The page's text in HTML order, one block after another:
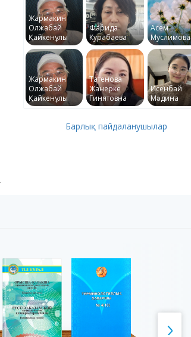
Жармакин
Олжабай
Қайкенұлы
Фарида
Курабаева
Асем
Муслимова
Жармакин
Олжабай
Қайкенұлы
Татенова
Жанерке
Гинятовна
Исенбай
Мәдина
Барлық пайдаланушылар